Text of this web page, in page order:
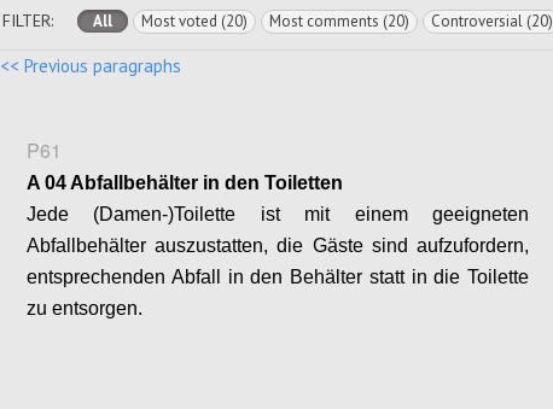
FILTER: All Most voted (20) Most comments (20) Controversial (20)
<< Previous paragraphs
P61
A 04 Abfallbehälter in den Toiletten
Jede (Damen-)Toilette ist mit einem geeigneten
Abfallbehälter auszustatten, die Gäste sind aufzufordern,
entsprechenden Abfall in den Behälter statt in die Toilette
zu entsorgen.